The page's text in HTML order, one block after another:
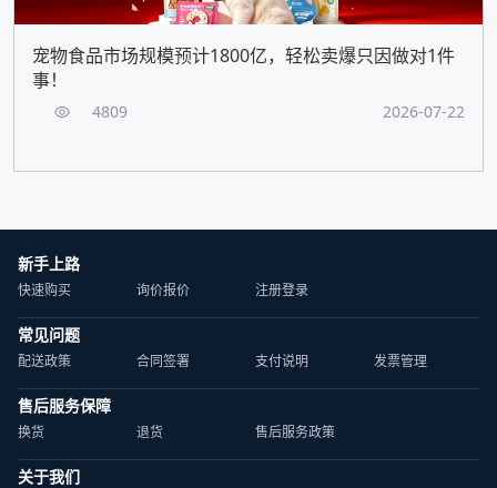
宠物食品市场规模预计1800亿，轻松卖爆只因做对1件
事！
4809 2026-07-22
新手上路
快速购买 询价报价 注册登录
常见问题
配送政策 合同签署 支付说明 发票管理
售后服务保障
换货 退货 售后服务政策
关于我们